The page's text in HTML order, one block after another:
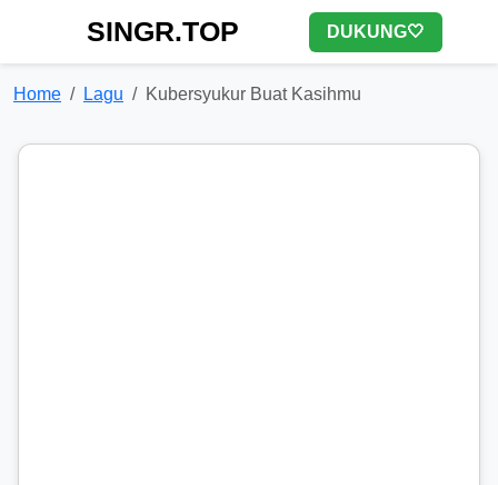
SINGR.TOP DUKUNG🤍
Home Lagu Kubersyukur Buat Kasihmu